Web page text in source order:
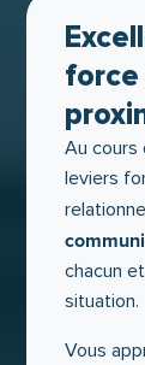
force
Au
leviers
chacun
situation.
Vous